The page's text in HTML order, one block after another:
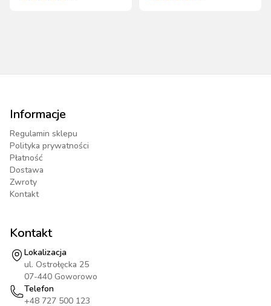
Informacje
Regulamin sklepu
Polityka prywatności
Płatność
Dostawa
Zwroty
Kontakt
Kontakt
Lokalizacja
ul. Ostrołęcka 25
07-440 Goworowo
Telefon
+48 727 500 123